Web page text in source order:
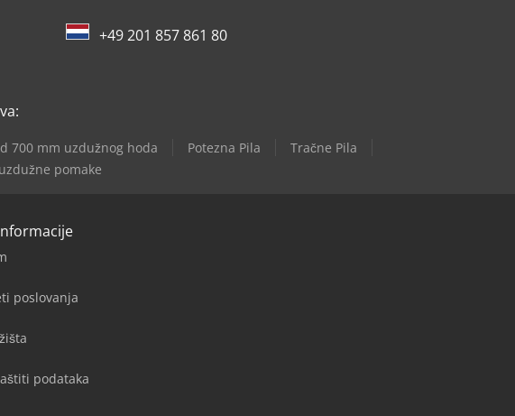
+49 201 857 861 80
700 mm uzdužnog hoda Potezna Pila
Tračne Pila
pomake
poslovanja
podataka